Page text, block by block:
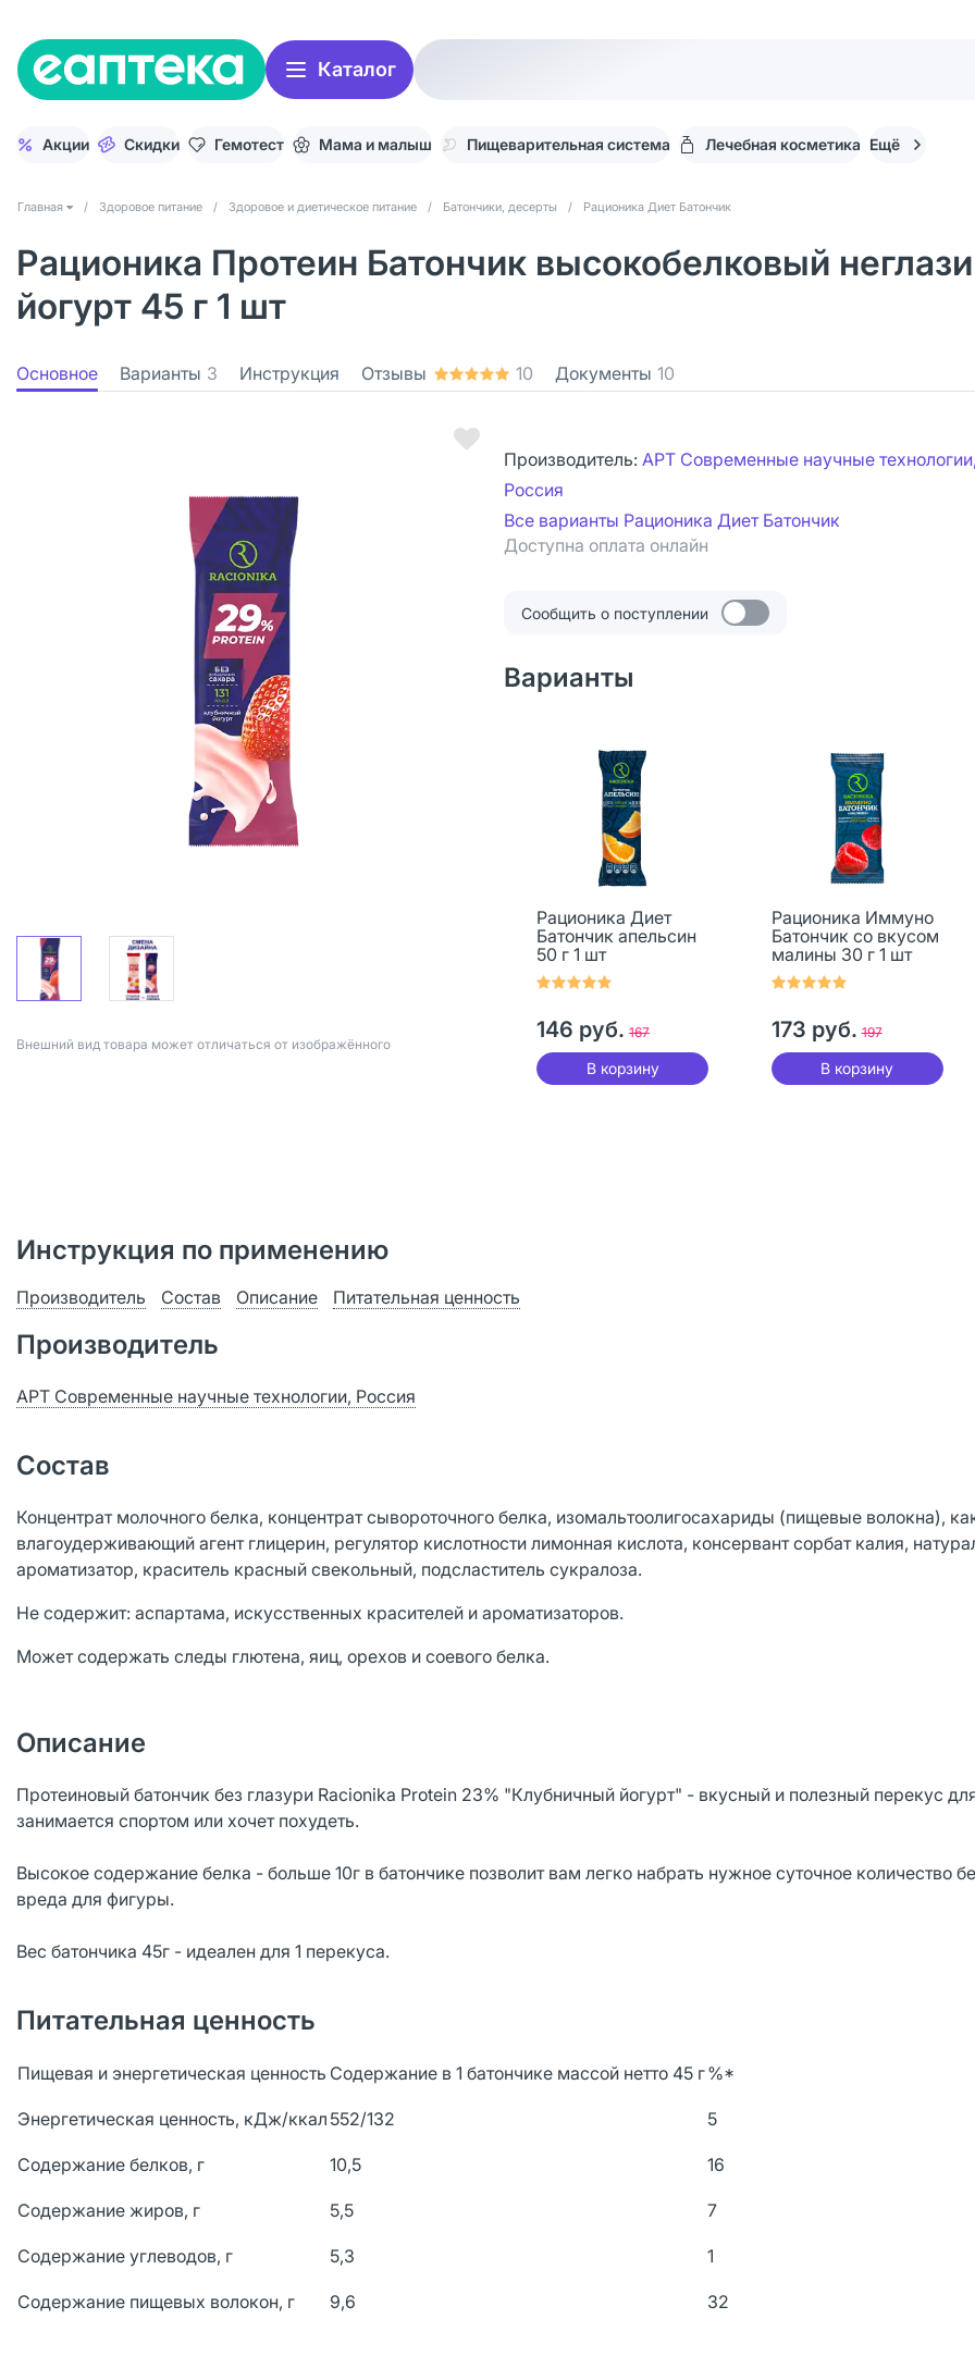
Каталог
Акции Скидки Гемотест Мама и малыш Пищеварительная система Лечебная косметика Ещё
Главная / Здоровое питание / Здоровое и диетическое питание / Батончики, десерты / Рационика Диет Батончик
Рационика Протеин Батончик высокобелковый
йогурт 45 г 1 шт
Основное Варианты 3 Инструкция Отзывы 10 Документы 10
Bнешний вид товара может отличаться от изображённого
Производитель: АРТ Современные научные технологии,
Россия
Все варианты Рационика Диет Батончик
Доступна оплата онлайн
Сообщить о поступлении
Варианты
Рационика Диет
Батончик апельсин
50 г 1 шт
146 руб. 167
В корзину
Рационика Иммуно
Батончик со вкусом
малины 30 г 1 шт
173 руб. 197
В корзину
Инструкция по применению
Производитель Состав Описание Питательная ценность
Производитель
АРТ Современные научные технологии, Россия
Состав
Концентрат молочного белка, концентрат сывороточного белка, изомальтоолигосахариды (пищевые волокна),
влагоудерживающий агент глицерин, регулятор кислотности лимонная кислота, консервант сорбат калия,
ароматизатор, краситель красный свекольный, подсластитель сукралоза.
Не содержит: аспартама, искусственных красителей и ароматизаторов.
Может содержать следы глютена, яиц, орехов и соевого белка.
Описание
Протеиновый батончик без глазури Racionika Protein 23% "Клубничный йогурт" - вкусный и полезный перекус
занимается спортом или хочет похудеть.
Высокое содержание белка - больше 10г в батончике позволит вам легко набрать нужное суточное количество
вреда для фигуры.
Вес батончика 45г - идеален для 1 перекуса.
Питательная ценность
Пищевая и энергетическая ценность Содержание в 1 батончике массой нетто 45 г%*
Энергетическая ценность, кДж/ккал 552/132 5
Содержание белков, г 10,5 16
Содержание жиров, г 5,5 7
Содержание углеводов, г 5,3 1
Содержание пищевых волокон, г 9,6 32